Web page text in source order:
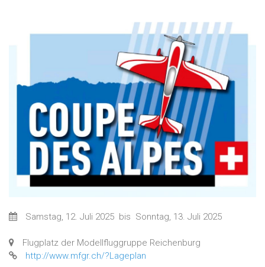
Samstag, 12. Juli 2025 bis Sonntag, 13. Juli 2025
Flugplatz der Modellfluggruppe Reichenburg
http://www.mfgr.ch/?Lageplan